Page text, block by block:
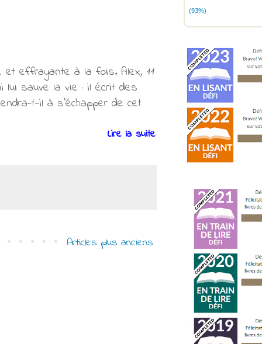
et effrayante à la fois. Alex, 11
lui sauve la vie : il écrit des
t-il à s'échapper de cet
Lire la suite
Articles plus anciens
(93%)